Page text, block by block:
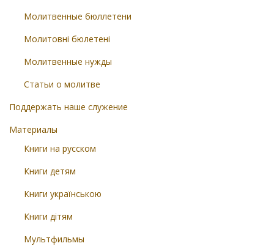
Молитвенные бюллетени
Молитовні бюлетені
Молитвенные нужды
Статьи о молитве
Поддержать наше служение
Материалы
Книги на русском
Книги детям
Книги українською
Книги дітям
Мультфильмы